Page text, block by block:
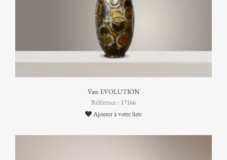
Vase EVOLUTION
Référence : 17166
Ajouter à votre liste